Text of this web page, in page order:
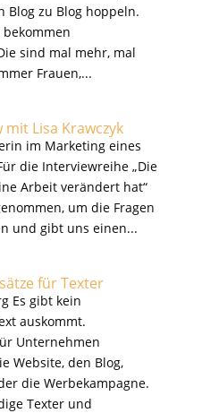
Blog zu Blog hoppeln.
sind mal mehr, mal
Frauen,...
Lisa Krawczyk
im Marketing eines
die Interviewreihe „Die
Arbeit verändert hat“
um die Fragen
und gibt uns einen...
für Texter
Es gibt kein
auskommt.
Unternehmen
Website, den Blog,
die Werbekampagne.
Texter und